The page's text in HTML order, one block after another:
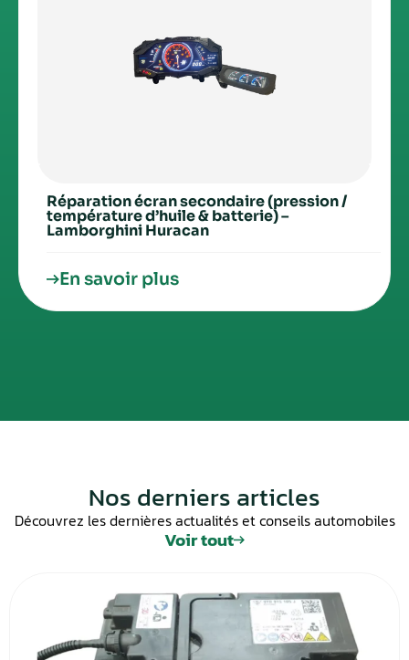
Réparation écran secondaire (pression /
température d’huile & batterie) –
Lamborghini Huracan
En savoir plus
Nos derniers articles
Découvrez les dernières actualités et conseils automobiles
Voir tout